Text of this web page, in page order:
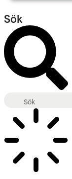
Sök